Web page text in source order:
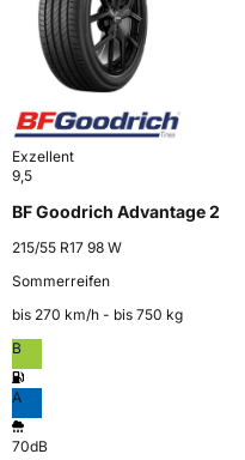
Exzellent
9,5
BF Goodrich Advantage 2
215/55 R17 98 W
Sommerreifen
bis 270 km⁠/⁠h - bis 750 kg
B
A
70dB